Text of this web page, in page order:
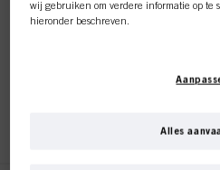
BLONDME
wij gebruiken om verdere informatie op te
hieronder beschreven.
aangegeven in onze
te meten en
Alles